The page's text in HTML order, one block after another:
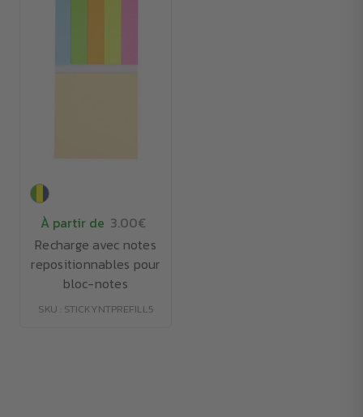
À partir de 3.00€
Recharge avec notes
repositionnables pour
bloc-notes
SKU : STICKYNTPREFILL5